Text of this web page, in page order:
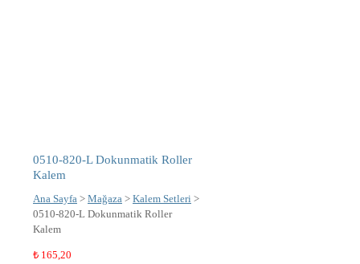
0510-820-L Dokunmatik Roller
Kalem
Ana Sayfa > Mağaza > Kalem Setleri >
0510-820-L Dokunmatik Roller
Kalem
₺ 165,20